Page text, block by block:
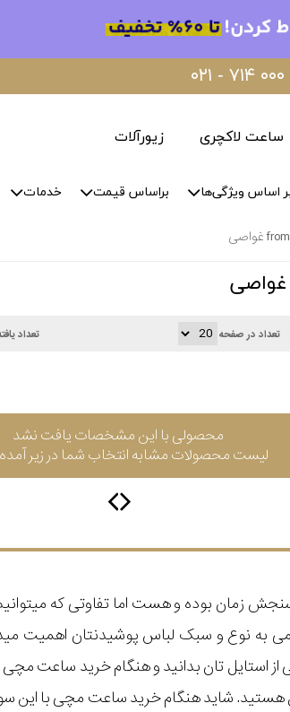
- ۷۱۴ ۰۰۰ ۱۰
ساعت لاکچری زیورآلات
اساس ویژگی‌ها براساس قیمت خدمات
تعداد در صفحه تعداد
محصولی با این مشخصات یافت نشد
لیست محصولات مشابه انتخاب شما در زیر
سنجش زمان بوده و هست اما تفاوتی که
به نوع و سبک لباس پوشیدنتان اهمیت
استایل تان بدانید و هنگام خرید ساعت
شاید هنگام خرید ساعت مچی با این